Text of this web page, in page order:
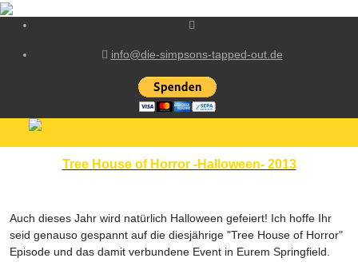
info@die-simpsons-tapped-out.de
Tree House of Horror -Halloween- 2013
Auch dieses Jahr wird natürlich Halloween gefeiert! Ich hoffe Ihr
seid genauso gespannt auf die diesjährige "Tree House of Horror"
Episode und das damit verbundene Event in Eurem Springfield.